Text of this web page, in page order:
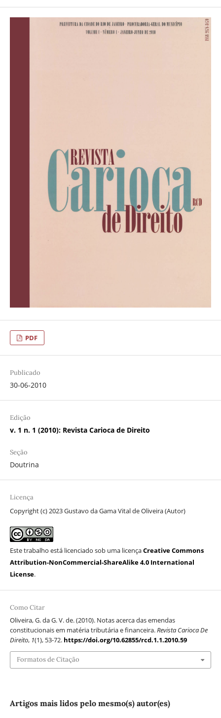
PDF
Publicado
30-06-2010
Edição
v. 1 n. 1 (2010): Revista Carioca de Direito
Seção
Doutrina
Licença
Copyright (c) 2023 Gustavo da Gama Vital de Oliveira (Autor)
Este trabalho está licenciado sob uma licençaCreative Commons
Attribution-NonCommercial-ShareAlike 4.0 International
License.
Como Citar
Oliveira, G. da G. V. de. (2010). Notas acerca das emendas
constitucionais em matéria tributária e financeira.Revista Carioca De
Direito, 1(1), 53-72. https://doi.org/10.62855/rcd.1.1.2010.59
Formatos de Citação
Artigos mais lidos pelo mesmo(s) autor(es)